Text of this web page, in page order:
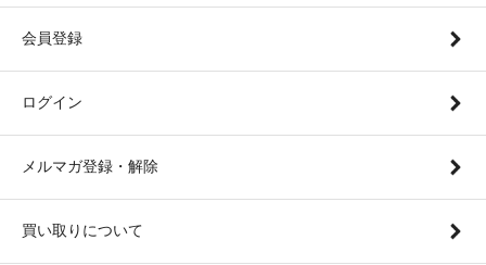
会員登録
ログイン
メルマガ登録・解除
買い取りについて